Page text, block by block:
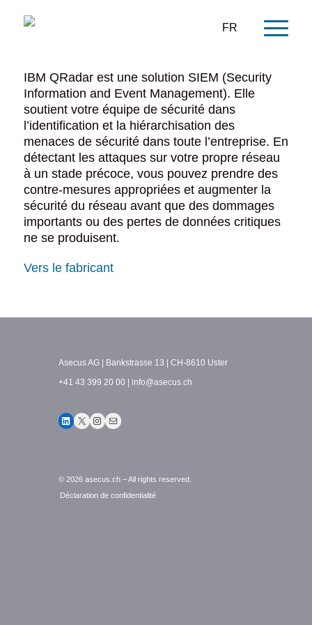
FR
IBM QRadar est une solution SIEM (Security
Information and Event Management). Elle
soutient votre équipe de sécurité dans
l’identification et la hiérarchisation des
menaces de sécurité dans toute l’entreprise. En
détectant les attaques sur votre propre réseau
à un stade précoce, vous pouvez prendre des
contre-mesures appropriées et augmenter la
sécurité du réseau avant que des dommages
importants ou des pertes de données critiques
ne se produisent.
Vers le fabricant
Asecus AG Bankstrasse 13
CH-8610 Uster
+41 43 399 20 00
info@asecus.ch
LinkedIn
X Instagram
E-mail
© 2026 asecus.ch – All rights reserved.
Déclaration de confidentialité